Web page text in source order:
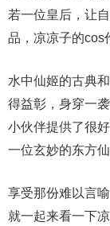
若一位皇后，让
品，凉凉子的cos
水中仙姬的古典
得益彰，身穿一
小伙伴提供了很
一位玄妙的东方
享受那份难以言
就一起来看一下